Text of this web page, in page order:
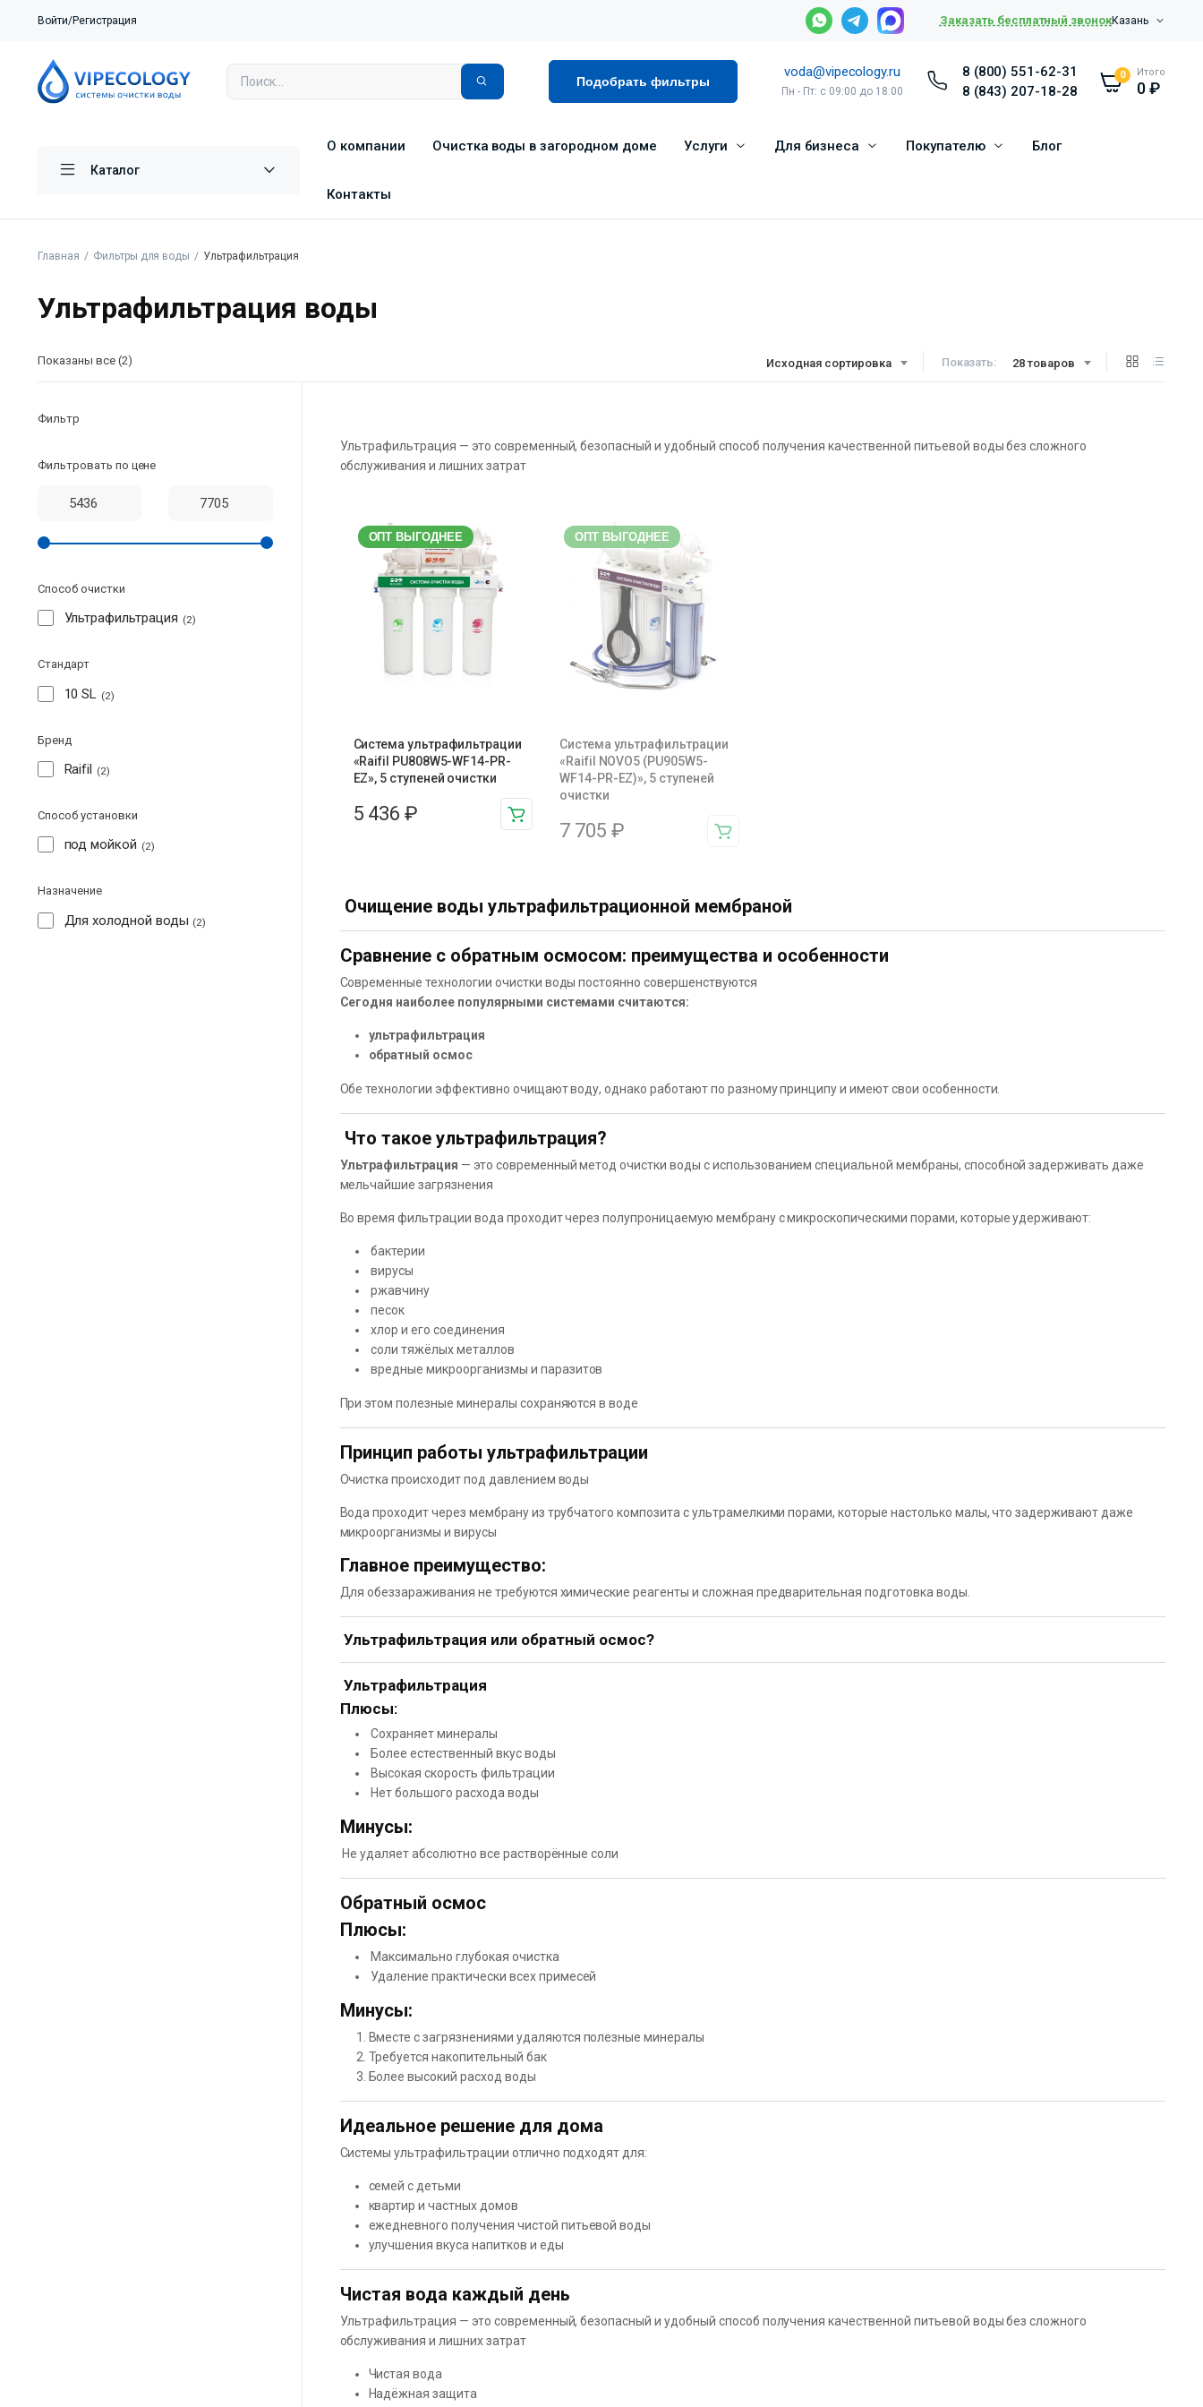
Войти/Регистрация Заказать бесплатный звонокКазань
Подобрать фильтры
voda@vipecology.ru
Пн - Пт: с 09:00 до 18:00
8 (800) 551-62-31
8 (843) 207-18-28
0 Итого
0₽
Каталог
О компании Очистка воды в загородном доме Услуги Для бизнеса Покупателю Блог
Контакты
Главная Фильтры для воды Ультрафильтрация
Ультрафильтрация воды
Исходная сортировка Показать: 28 товаров
Показаны все (2)
Ультрафильтрация — это современный, безопасный и удобный способ получения качественной питьевой воды без сложного
обслуживания и лишних затрат
ОПТ ВЫГОДНЕЕ
Система ультрафильтрации
«Raifil PU808W5-WF14-PR-
EZ», 5 ступеней очистки
5 436₽
ОПТ ВЫГОДНЕЕ
Система ультрафильтрации
«Raifil NOVO5 (PU905W5-
WF14-PR-EZ)», 5 ступеней
очистки
7 705 ₽
Очищение воды ультрафильтрационной мембраной
Сравнение с обратным осмосом: преимущества и особенности
Современные технологии очистки воды постоянно совершенствуются
Сегодня наиболее популярными системами считаются:
ультрафильтрация
обратный осмос
Обе технологии эффективно очищают воду, однако работают по разному принципу и имеют свои особенности.
Что такое ультрафильтрация?
Ультрафильтрация — это современный метод очистки воды с использованием специальной мембраны, способной задерживать даже
мельчайшие загрязнения
Во время фильтрации вода проходит через полупроницаемую мембрану с микроскопическими порами, которые удерживают:
бактерии
вирусы
ржавчину
песок
хлор и его соединения
соли тяжёлых металлов
вредные микроорганизмы и паразитов
При этом полезные минералы сохраняются в воде
Принцип работы ультрафильтрации
Очистка происходит под давлением воды
Вода проходит через мембрану из трубчатого композита с ультрамелкими порами, которые настолько малы, что задерживают даже
микроорганизмы и вирусы
Главное преимущество:
Для обеззараживания не требуются химические реагенты и сложная предварительная подготовка воды.
Ультрафильтрация или обратный осмос?
Ультрафильтрация
Плюсы:
Сохраняет минералы
Более естественный вкус воды
Высокая скорость фильтрации
Нет большого расхода воды
Минусы:
Не удаляет абсолютно все растворённые соли
Обратный осмос
Плюсы:
Максимально глубокая очистка
Удаление практически всех примесей
Минусы:
Вместе с загрязнениями удаляются полезные минералы
Требуется накопительный бак
Более высокий расход воды
Идеальное решение для дома
Системы ультрафильтрации отлично подходят для:
семей с детьми
квартир и частных домов
ежедневного получения чистой питьевой воды
улучшения вкуса напитков и еды
Чистая вода каждый день
Ультрафильтрация — это современный, безопасный и удобный способ получения качественной питьевой воды без сложного
обслуживания и лишних затрат
Чистая вода
Надёжная защита
Фильтр
Фильтровать по цене
Способ очистки
Ультрафильтрация 2
Стандарт
10 SL 2
Бренд
Raifil 2
Способ установки
под мойкой 2
Назначение
Для холодной воды 2